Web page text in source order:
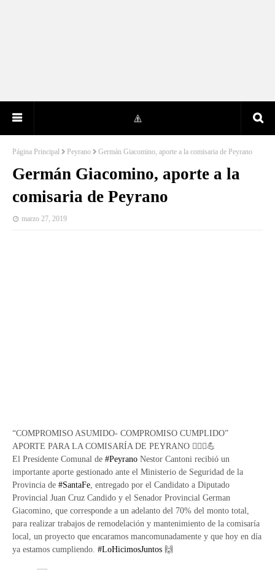
Página Principal Peyrano Germán Giacomino, aporte a la comisaria de Peyrano
Germán Giacomino, aporte a la
comisaria de Peyrano
marzo 27, 2019
“COMPROMISO ASUMIDO- COMPROMISO CUMPLIDO”
APORTE PARA LA COMISARÍA DE PEYRANO 👮🏻‍♂️💪
El Presidente Comunal de #Peyrano Nestor Cantoni recibió un
importante aporte gestionado ante el Ministerio de Seguridad de la
Provincia de #SantaFe, entregado por el Candidato a Diputado
Provincial Juan Cruz Candido y el Senador Provincial German
Giacomino, que corresponde a un adelanto del 70% del monto total,
para realizar trabajos de remodelación y mantenimiento de la comisaría
local, un proyecto que encaramos mancomunadamente y que hoy en día
ya estamos cumpliendo. #LoHicimosJuntos 🙌